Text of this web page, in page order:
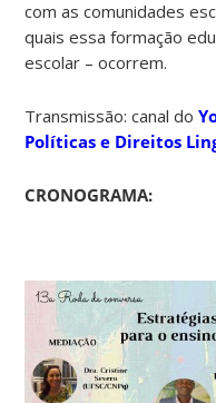
com as comunidades
quais essa formação
escolar – ocorrem.
Transmissão: canal do
Políticas e Direitos
CRONOGRAMA: